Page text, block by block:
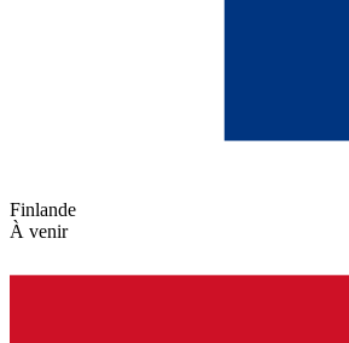
Finlande
À venir